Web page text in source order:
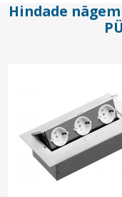
Hindade